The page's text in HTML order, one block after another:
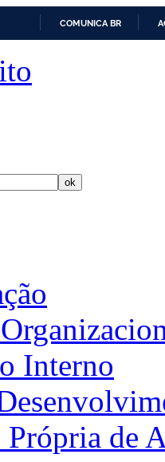
COMUNICA BR
Interno
Própria de